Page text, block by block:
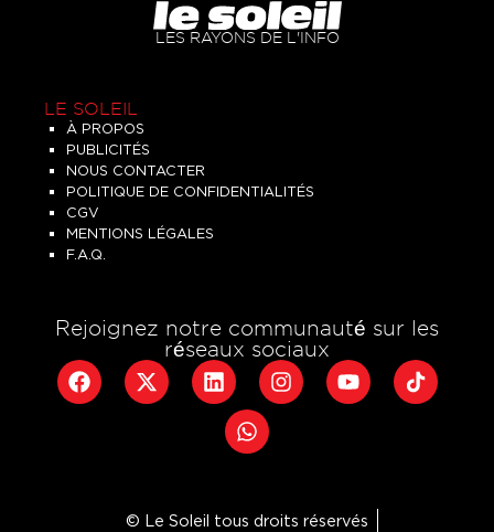
LES RAYONS DE L'INFO
LE SOLEIL
À PROPOS
PUBLICITÉS
NOUS CONTACTER
POLITIQUE DE CONFIDENTIALITÉS
CGV
MENTIONS LÉGALES
F.A.Q.
Rejoignez notre communauté sur les
réseaux sociaux
© Le Soleil tous droits réservés